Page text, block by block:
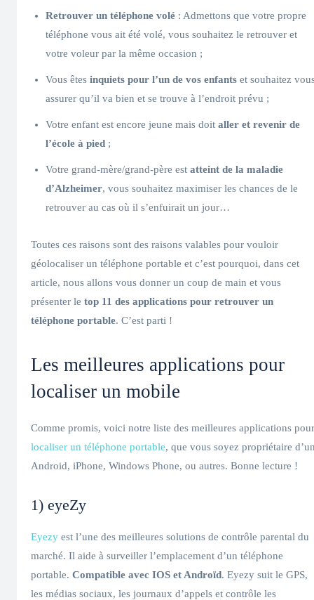
Retrouver un téléphone volé : Admettons que votre propre
téléphone vous ait été volé, vous souhaitez le retrouver et
votre voleur par la même occasion ;
Vous êtes inquiets pour l’un de vos enfants et souhaitez
assurer qu’il va bien et se trouve à l’endroit prévu ;
Votre enfant est encore jeune mais doit aller et revenir de
l’école à pied ;
Votre grand-mère/grand-père est atteint de la maladie
d’Alzheimer, vous souhaitez maximiser les chances de le
retrouver au cas où il s’enfuirait un jour…
Toutes ces raisons sont des raisons valables pour vouloir
géolocaliser un téléphone portable et c’est pourquoi, dans cet
article, nous allons vous donner un coup de main et vous
présenter le top 11 des applications pour retrouver un
téléphone portable. C’est parti !
Les meilleures applications pour
localiser un mobile
Comme promis, voici notre liste des meilleures applications pour
localiser un téléphone portable, que vous soyez propriétaire
Android, iPhone, Windows Phone, ou autres. Bonne lecture !
1) eyeZy
Eyezy est l’une des meilleures solutions de contrôle parental du
marché. Il aide à surveiller l’emplacement d’un téléphone
portable. Compatible avec IOS et Androïd. Eyezy suit le GPS,
les médias sociaux, les journaux d’appels et contrôle les